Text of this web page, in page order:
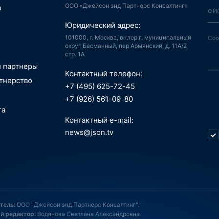
Интернет
LegalTech
данные,
4.0,
онлайн-
медиа
книги
АСУ ТП, IoT
3D
ASIC,
ПК, смартфоны
мотивация
БАС
город
3D
ИБ, КИИ
ПК, смартфоны
связь и услуги,
партнеры
ООО «Джейсон энд Партнерс Консалтинг»
Юридический адрес:
101000, г. Москва, вн.тер.г. муниципальный
округ Басманный, пер Армянский, д. 11А/2
стр. 1А
Контактный телефон:
+7 (495) 625-72-45
+7 (926) 561-09-80
Контактный e-mail:
news@json.tv
ООО "Джейсон энд Партнерс Консалтинг".
редактор:Водянова Светлана Александровна